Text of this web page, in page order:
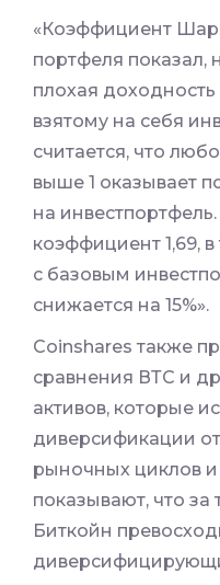
«Коэффициент
портфеля показал,
плохая
взятому на себя
считается, что
выше 1 оказывает
на
коэффициент 1,69,
с базовым
снижается на 15%».
Coinshares также
сравнения ВТС и
активов, которые
диверсификации
рыночных циклов
показывают, что
Биткойн